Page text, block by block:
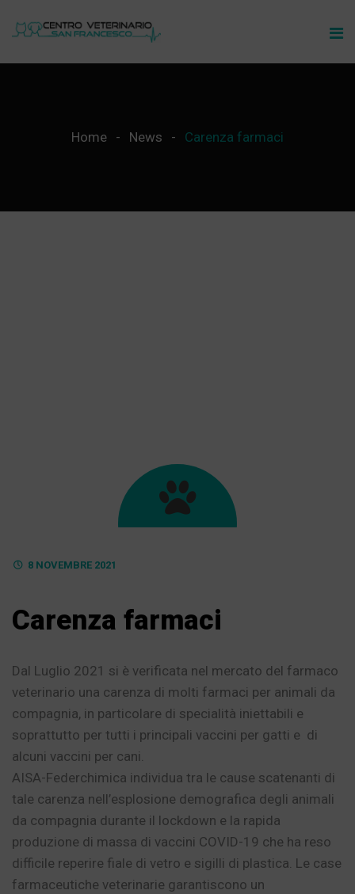
Home News Carenza farmaci
8 NOVEMBRE 2021
Carenza farmaci
Dal Luglio 2021 si è verificata nel mercato del farmaco
veterinario una carenza di molti farmaci per animali da
compagnia, in particolare di specialità iniettabili e
soprattutto per tutti i principali vaccini per gatti e di
alcuni vaccini per cani.
AISA-Federchimica individua tra le cause scatenanti di
tale carenza nell’esplosione demografica degli animali
da compagnia durante il lockdown e la rapida
produzione di massa di vaccini COVID-19 che ha reso
difficile reperire fiale di vetro e sigilli di plastica. Le case
farmaceutiche veterinarie garantiscono un